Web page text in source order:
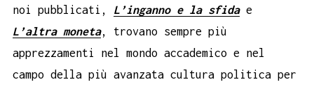
noi pubblicati, L’inganno e la sfidae
L’altra moneta, trovano sempre più
apprezzamenti nel mondo accademico e nel
campo della più avanzata cultura politica per